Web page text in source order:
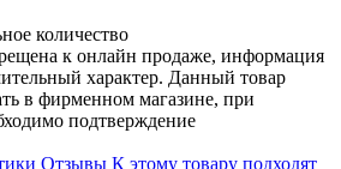
количество
к онлайн продаже, информация
характер. Данный товар
в фирменном магазине, при
подтверждение
Отзывы К этому товару подходят